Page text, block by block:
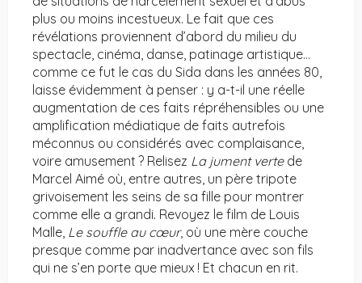
plus ou moins incestueux. Le fait que ces
révélations proviennent d’abord du milieu du
spectacle, cinéma, danse, patinage artistique…
comme ce fut le cas du Sida dans les années 80,
laisse évidemment à penser : y a-t-il une réelle
augmentation de ces faits répréhensibles ou une
amplification médiatique de faits autrefois
méconnus ou considérés avec complaisance,
voire amusement ? Relisez La jument verte de
Marcel Aimé où, entre autres, un père tripote
grivoisement les seins de sa fille pour montrer
comme elle a grandi. Revoyez le film de Louis
Malle, Le souffle au cœur, où une mère couche
presque comme par inadvertance avec son fils
qui ne s’en porte que mieux ! Et chacun en rit.